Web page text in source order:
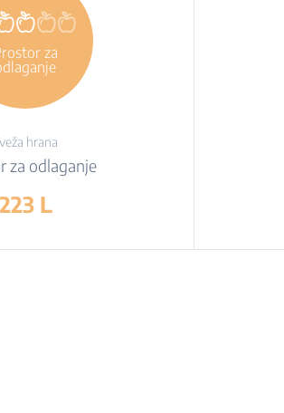
za
hrana
za odlaganje
223 L